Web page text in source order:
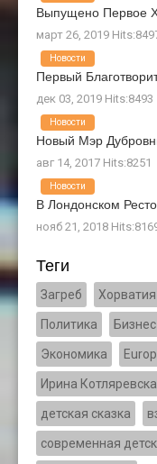
Выпущено Первое
март 26, 2019
Первый
дек 03, 2019 Hits:8493
Новости
Новый Мэр
авг 14, 2017 Hits:8251
Новости
В Лондонском
нояб 21, 2018
Новости
Теги
Загреб Хорватия
Политика Бизнес
Экономика
Ирина
детская сказка
современная